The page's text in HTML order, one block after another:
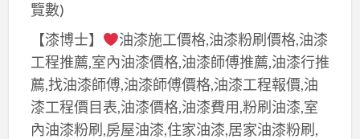
覽數)
【漆博士】
油漆施工價格,油漆粉刷價格,油漆
工程推薦,室內油漆價格,油漆師傅推薦,油漆行推
薦,找油漆師傅,油漆師傅價格,油漆工程報價,油
漆工程價目表,油漆價格,油漆費用,粉刷油漆,室
內油漆粉刷,房屋油漆,住家油漆,居家油漆粉刷,